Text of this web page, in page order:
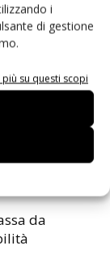
i
di gestione
su questi scopi
da